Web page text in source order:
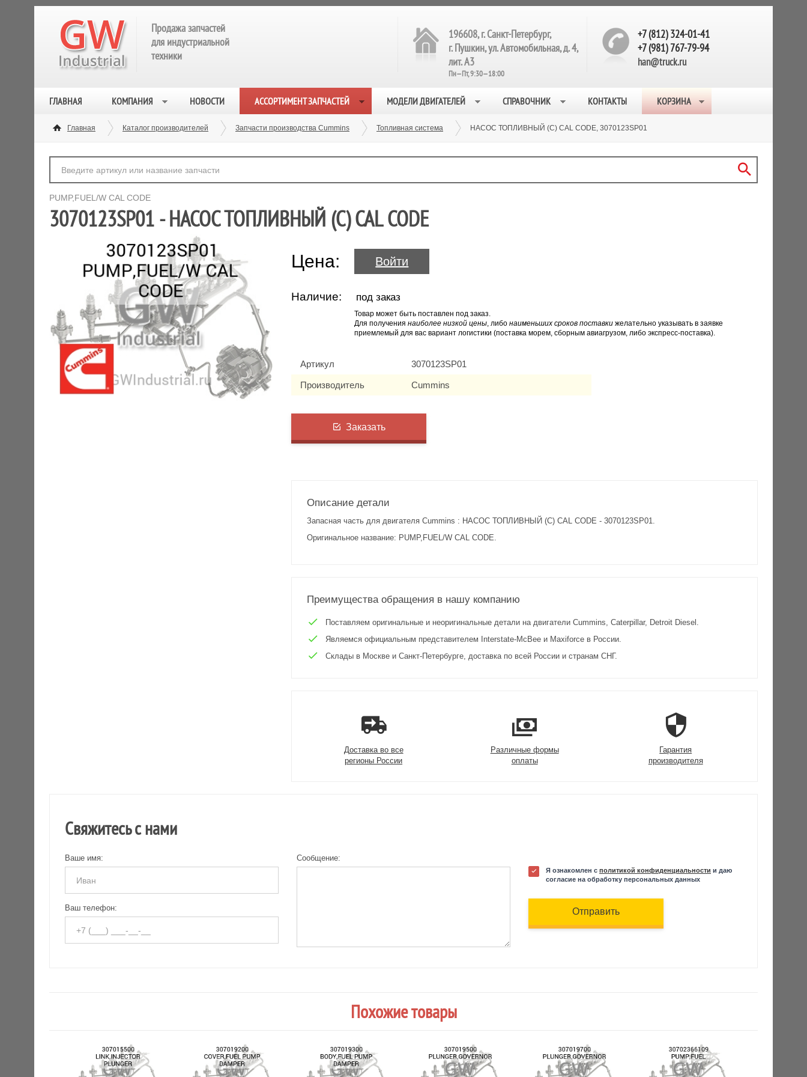
Продажа запчастей
для индустриальной
техники
196608, г. Санкт-Петербург,
г. Пушкин, ул. Автомобильная, д. 4,
лит. А3
Пн—Пт, 9:30—18:00
+7 (812) 324-01-41
+7 (981) 767-79-94
han@truck.ru
ГЛАВНАЯ КОМПАНИЯ НОВОСТИ АССОРТИМЕНТ ЗАПЧАСТЕЙ МОДЕЛИ ДВИГАТЕЛЕЙ СПРАВОЧНИК КОНТАКТЫ КОРЗИНА
Главная Каталог производителей Запчасти производства Cummins Топливная система НАСОС ТОПЛИВНЫЙ (С) CAL CODE, 3070123SP01
PUMP,FUEL/W CAL CODE
3070123SP01 - НАСОС ТОПЛИВНЫЙ (С) CAL CODE
Цена: Войти
Наличие: под заказ
Товар может быть поставлен под заказ.
Для получениянаиболее низкой цены, либонаименьших сроков поставки желательно указывать в заявке
приемлемый для вас вариант логистики (поставка морем, сборным авиагрузом, либо экспресс-поставка).
Артикул 3070123SP01
Производитель Cummins
Заказать
Описание детали
Запасная часть для двигателя Cummins : НАСОС ТОПЛИВНЫЙ (С) CAL CODE - 3070123SP01.
Оригинальное название: PUMP,FUEL/W CAL CODE.
Преимущества обращения в нашу компанию
Поставляем оригинальные и неоригинальные детали на двигатели Cummins, Caterpillar, Detroit Diesel.
Являемся официальным представителем Interstate-McBee и Maxiforce в России.
Склады в Москве и Санкт-Петербурге, доставка по всей России и странам СНГ.
Доставка во все
регионы России
Различные формы
оплаты
Гарантия
производителя
Свяжитесь с нами
Ваше имя:
Ваш телефон:
Сообщение:
Я ознакомлен с политикой конфиденциальности и даю
согласие на обработку персональных данных
Отправить
Похожие товары